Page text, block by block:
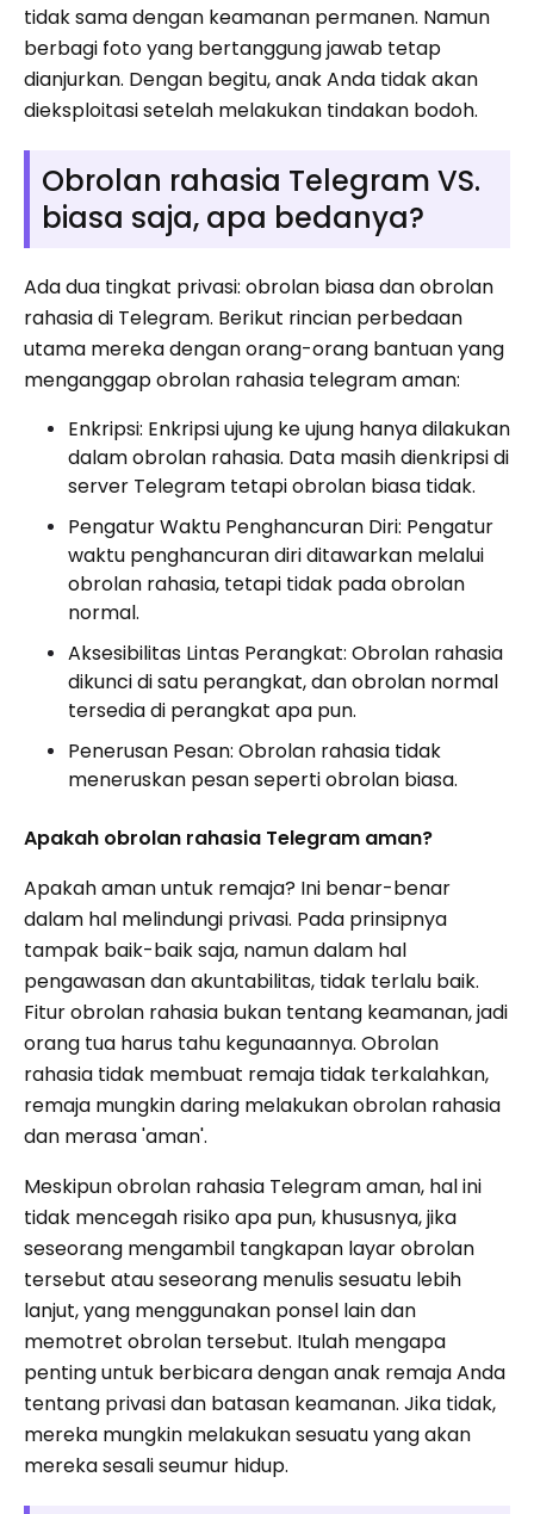
tidak sama dengan keamanan permanen. Namun
berbagi foto yang bertanggung jawab tetap
dianjurkan. Dengan begitu, anak Anda tidak akan
dieksploitasi setelah melakukan tindakan bodoh.
Obrolan rahasia Telegram VS.
biasa saja, apa bedanya?
Ada dua tingkat privasi: obrolan biasa dan obrolan
rahasia di Telegram. Berikut rincian perbedaan
utama mereka dengan orang-orang bantuan yang
menganggap obrolan rahasia telegram aman:
Enkripsi: Enkripsi ujung ke ujung hanya dilakukan
dalam obrolan rahasia. Data masih dienkripsi di
server Telegram tetapi obrolan biasa tidak.
Pengatur Waktu Penghancuran Diri: Pengatur
waktu penghancuran diri ditawarkan melalui
obrolan rahasia, tetapi tidak pada obrolan
normal.
Aksesibilitas Lintas Perangkat: Obrolan rahasia
dikunci di satu perangkat, dan obrolan normal
tersedia di perangkat apa pun.
Penerusan Pesan: Obrolan rahasia tidak
meneruskan pesan seperti obrolan biasa.
Apakah obrolan rahasia Telegram aman?
Apakah aman untuk remaja? Ini benar-benar
dalam hal melindungi privasi. Pada prinsipnya
tampak baik-baik saja, namun dalam hal
pengawasan dan akuntabilitas, tidak terlalu baik.
Fitur obrolan rahasia bukan tentang keamanan, jadi
orang tua harus tahu kegunaannya. Obrolan
rahasia tidak membuat remaja tidak terkalahkan,
remaja mungkin daring melakukan obrolan rahasia
dan merasa 'aman'.
Meskipun obrolan rahasia Telegram aman, hal ini
tidak mencegah risiko apa pun, khususnya, jika
seseorang mengambil tangkapan layar obrolan
tersebut atau seseorang menulis sesuatu lebih
lanjut, yang menggunakan ponsel lain dan
memotret obrolan tersebut. Itulah mengapa
penting untuk berbicara dengan anak remaja Anda
tentang privasi dan batasan keamanan. Jika tidak,
mereka mungkin melakukan sesuatu yang akan
mereka sesali seumur hidup.